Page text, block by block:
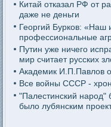
Китай отказал РФ от
даже не деньги
Георгий Бурков:
профессиональные
Путин уже ничего
мир считает русских
Академик И.П.Павлов
Все войны СССР -
"Палестинский
было лубянским